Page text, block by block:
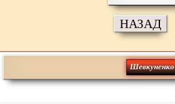
НАЗАД
Шевкуненко